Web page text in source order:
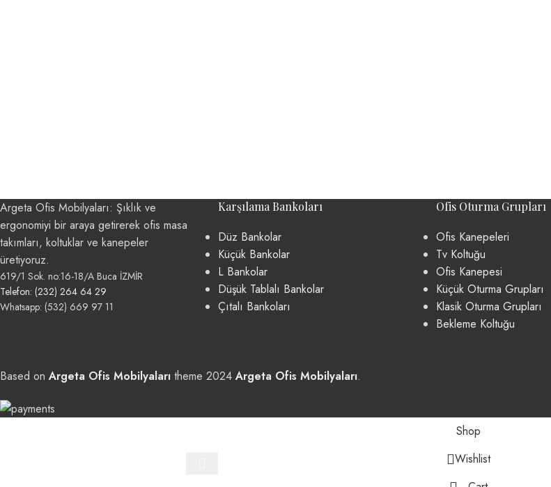
Argeta Ofis Mobilyaları: Şıklık ve
ergonomiyi bir araya getirerek ofis masa
takımları, koltuklar ve kanepeler
üretiyoruz.
619/1 Sok. no:16-18/A Buca İZMİR
Telefon: (232) 264 64 29
Whatsapp: (532) 669 97 11
Karşılama Bankoları
Düz Bankolar
Küçük Bankolar
L Bankolar
Düşük Tablalı Bankolar
Çıtalı Bankoları
Ofis Oturma Grupları
Ofis Kanepeleri
Tv Koltuğu
Ofis Kanepesi
Küçük Oturma Grupları
Klasik Oturma Grupları
Bekleme Koltuğu
Based onArgeta Ofis Mobilyaları theme 2024Argeta Ofis Mobilyaları.
Shop
Wishlist